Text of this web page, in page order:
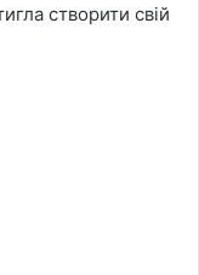
створити свій